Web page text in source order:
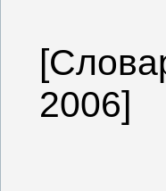
2006]